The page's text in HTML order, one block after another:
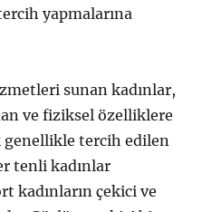
yapmalarına
sunan kadınlar,
ve fiziksel özelliklere
genellikle tercih edilen
tenli kadınlar
kadınların çekici ve